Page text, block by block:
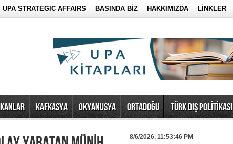
UPA STRATEGIC AFFAIRS BASINDA BİZ HAKKIMIZDA LİNKLER
KAFKASYA OKYANUSYA ORTADOĞU TÜRK DIŞ POLİTİKASI
8/6/2026, 11:53:46 PM